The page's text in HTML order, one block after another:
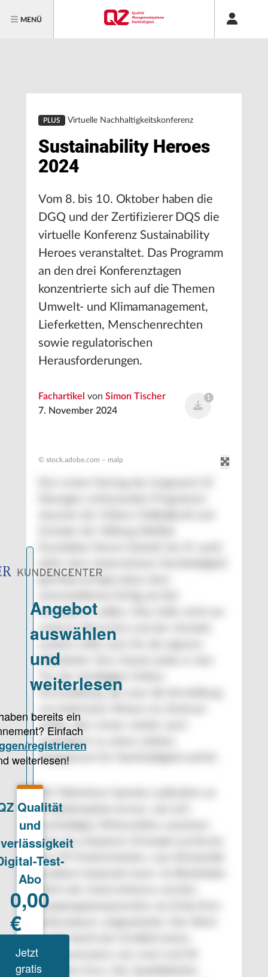
MENÜ
PLUS Virtuelle Nachhaltigkeitskonferenz
Sustainability Heroes
2024
Vom 8. bis 10. Oktober haben die
DGQ und der Zertifizierer DQS die
virtuelle Konferenz Sustainability
Heroes veranstaltet. Das Programm
an den drei Konferenztagen
konzentrierte sich auf die Themen
Umwelt- und Klimamanagement,
Lieferketten, Menschenrechten
sowie regulatorischen
Herausforderungen.
Fachartikel von Simon Tischer
7. November 2024
1
© stock.adobe.com – malp
gleichberechtigt neben dem
formulieren sollten. Dies helfe nicht nur
anderen Menschen und der Umwelt,
Mitarbeiter Sinn. Damit setzte er den
Ton der dreitägigen Online-
Veranstaltung, die zwar die Vermittlung
stellte, aber immer wieder auch
emphatisch zu einem stärken
Engagement für Nachhaltigkeit aufrief.
Praxisbeispielen lernen, wie sich
lässt. So erläuterte Christoph Lechtreck
von ZF Friedrichshafen, was Zirkularität
Kupplungskomponenten am Ende ihrer
erzielt damit den Großteil seines
Millionen Euro. Der Qualitätsleiter